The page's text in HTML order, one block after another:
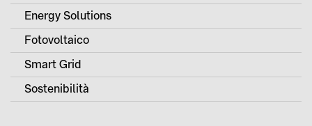
Energy Solutions
Fotovoltaico
Smart Grid
Sostenibilità